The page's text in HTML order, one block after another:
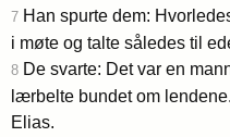
7 Han spurte dem:
i møte og talte således til
8 De svarte: Det var en
lærbelte bundet om
Elias.